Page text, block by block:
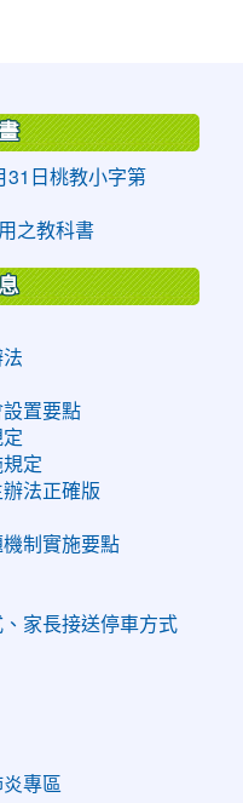
31日桃教小字第
之教科書
法
設置要點
定
規定
辦法正確版
機制實施要點
家長接送停車方式
專區